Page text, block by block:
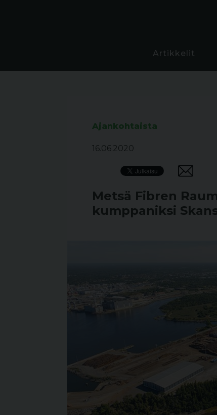
Artikkelit
Ajankohtaista
16.06.2020
Metsä Fibren
kumppaniksi